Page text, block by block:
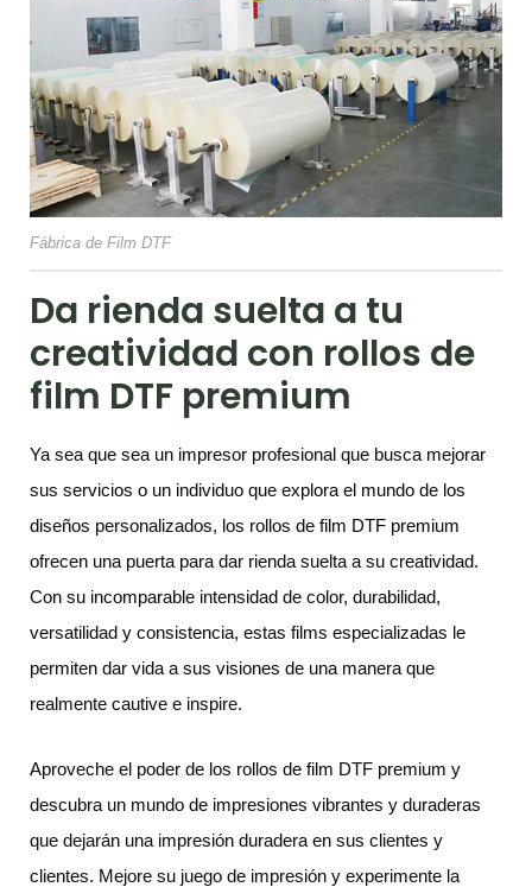
Fábrica de Film DTF
Da rienda suelta a tu
creatividad con rollos de
film DTF premium
Ya sea que sea un impresor profesional que busca mejorar
sus servicios o un individuo que explora el mundo de los
diseños personalizados, los rollos de film DTF premium
ofrecen una puerta para dar rienda suelta a su creatividad.
Con su incomparable intensidad de color, durabilidad,
versatilidad y consistencia, estas films especializadas le
permiten dar vida a sus visiones de una manera que
realmente cautive e inspire.
Aproveche el poder de los rollos de film DTF premium y
descubra un mundo de impresiones vibrantes y duraderas
que dejarán una impresión duradera en sus clientes y
clientes. Mejore su juego de impresión y experimente la